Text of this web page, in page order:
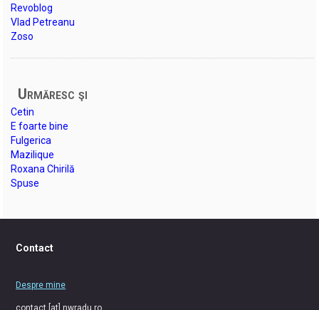
Revoblog
Vlad Petreanu
Zoso
Urmăresc şi
Cetin
E foarte bine
Fulgerica
Mazilique
Roxana Chirilă
Spuse
Contact
Despre mine
contact [at] nwradu.ro